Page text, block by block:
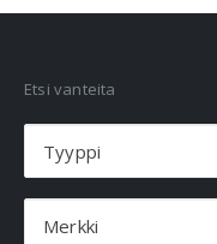
Etsi vanteita
Tyyppi
Merkki